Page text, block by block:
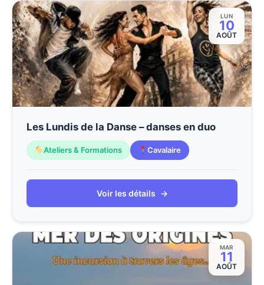
LUN
10
AOÛT
Les Lundis de la Danse – danses en duo
Ateliers & Formations Cavalaire
Voir les détails →
MAR
11
AOÛT